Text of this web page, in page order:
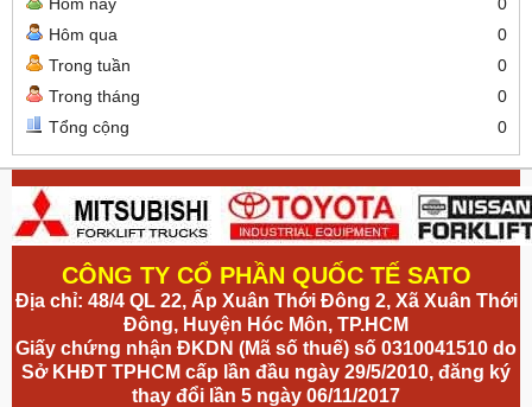
Hôm qua
0
Trong tuần
0
Trong tháng
0
Tổng cộng
0
CÔNG TY CỔ PHẦN QUỐC TẾ SATO
Địa chỉ: 48/4 QL 22, Ấp Xuân Thới Đông 2, Xã Xuân Thới
Đông, Huyện Hóc Môn, TP.HCM
Giấy chứng nhận ĐKDN (Mã số thuế) số 0310041510 do
Sở KHĐT TPHCM cấp lần đầu ngày 29/5/2010, đăng ký
thay đổi lần 5 ngày 06/11/2017